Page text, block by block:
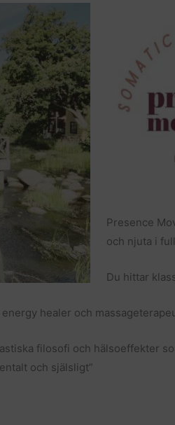
Presence
och njuta i
Du hittar
healer och
filosofi och hälsoeffekter
och själsligt”